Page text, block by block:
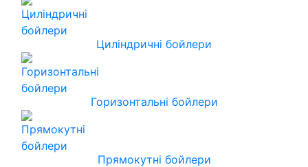
Циліндричні бойлери
Горизонтальні бойлери
Прямокутні бойлери